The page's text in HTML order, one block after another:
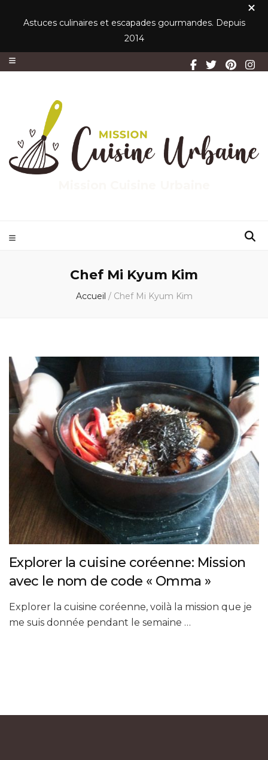
Astuces culinaires et escapades gourmandes. Depuis
2014
Chef Mi Kyum Kim
Accueil / Chef Mi Kyum Kim
Explorer la cuisine coréenne: Mission
avec le nom de code « Omma »
Explorer la cuisine coréenne, voilà la mission que je
me suis donnée pendant le semaine …